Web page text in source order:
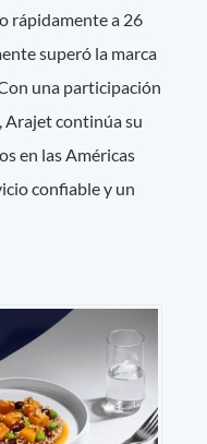
rápidamente a 26
superó la marca
una participación
Arajet continúa su
en las Américas
confiable y un